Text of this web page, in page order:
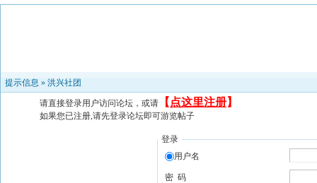
提示信息 » 洪兴社团
请直接登录用户访问论坛，或请 【 点这里注册】
如果您已注册,请先登录论坛即可游览帖子
登录
用户名
密 码